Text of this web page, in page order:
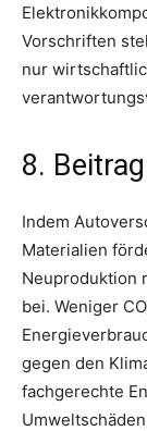
Vorschriften
nur
8.
Indem
Materialien
Neuproduktion
bei. Weniger
gegen den
fachgerechte